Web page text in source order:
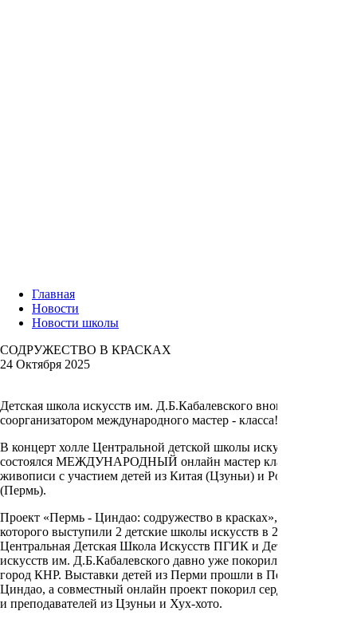
Главная
Новости
Новости школы
СОДРУЖЕСТВО В КРАСКАХ
24 Октября 2025
Детская школа искусств им. Д.Б.Кабалевского вновь стала
соорганизатором международного мастер - класса!
В концерт холле Центральной детской школы искусств ПГИК
состоялся МЕЖДУНАРОДНЫЙ онлайн мастер класс по
живописи с участием детей из Китая (Цзуньи) и России
(Пермь).
Проект «Пермь - Циндао: содружество в красках», автором
которого выступили 2 детские школы искусств в 2023 году -
Центральная Детская Школа Искусств ПГИК и Детская школа
искусств им. Д.Б.Кабалевского давно уже покорил не один
город КНР. Выставки детей из Перми прошли в Пекине и
Циндао, а совместный онлайн проект покорил сердца учащихся
и преподавателей из Цзуньи и Хух-хото.